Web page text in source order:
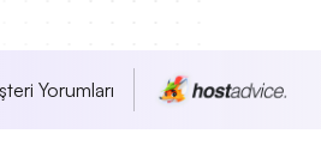
Yorumları